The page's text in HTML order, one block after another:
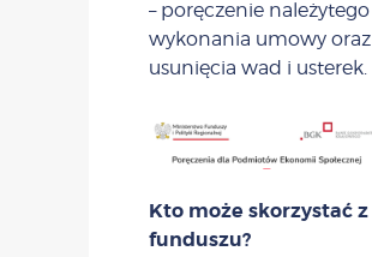
– poręczenie należytego
wykonania umowy oraz
usunięcia wad i usterek.
Kto może skorzystać z
funduszu?